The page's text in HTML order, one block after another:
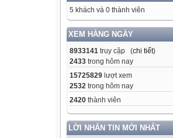
5 khách và 0 thành viên
XEM HÀNG NGÀY
8933141 truy cập (chi tiết)
2433 trong hôm nay
15725829 lượt xem
2532 trong hôm nay
2420 thành viên
LỜI NHẮN TIN MỚI NHẤT